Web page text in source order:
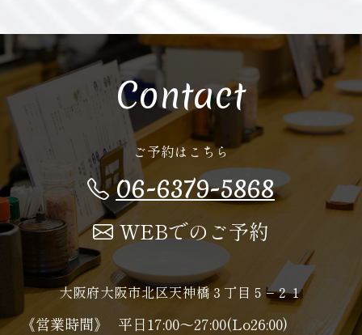
Contact
ご予約はこちら
06-6379-5868
WEBでのご予約
大阪府大阪市北区天神橋３丁目５−２１
《営業時間》
平日17:00～27:00(Lo26:00)